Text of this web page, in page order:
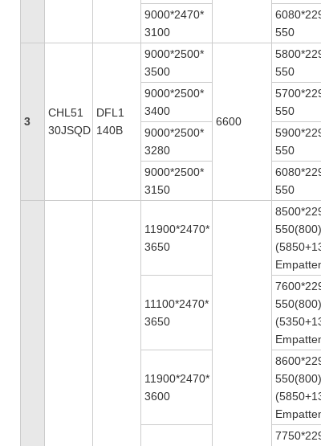
9000*2470*
3100
550
3
CHL51
30JSQD
DFL1
140B
9000*2500*
3500
6600
550
9000*2500*
3400
550
9000*2500*
3280
550
9000*2500*
3150
550
11900*2470*
3650
550(800)
11100*2470*
3650
550(800)
11900*2470*
3600
550(800)